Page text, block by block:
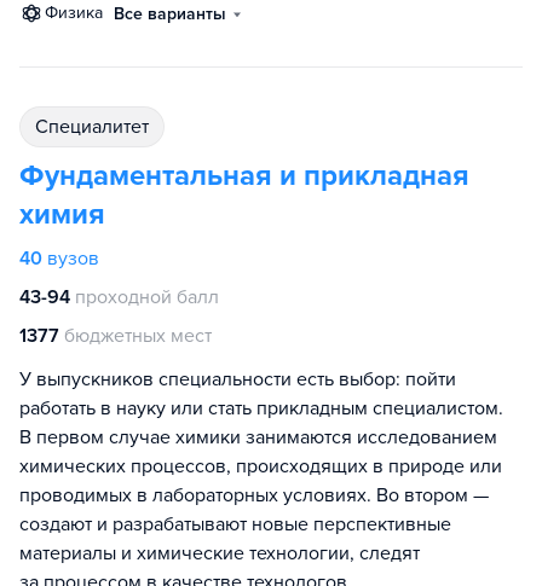
физика Все варианты
специалитет
Фундаментальная и прикладная
химия
40 вузов
43-94 проходной балл
1377 бюджетных мест
У выпускников специальности есть выбор: пойти
работать в науку или стать прикладным специалистом.
В первом случае химики занимаются исследованием
химических процессов, происходящих в природе или
проводимых в лабораторных условиях. Во втором —
создают и разрабатывают новые перспективные
материалы и химические технологии, следят